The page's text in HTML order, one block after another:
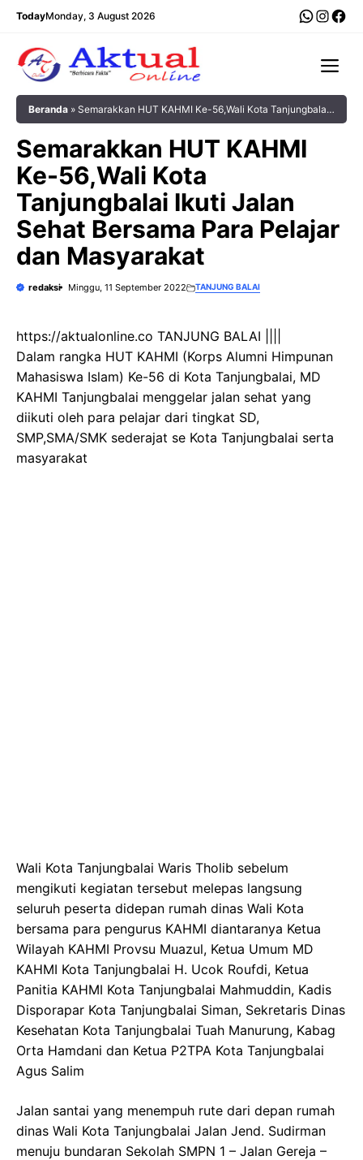
Langsung
TodayMonday, 3 August 2026
Beranda » Semarakkan HUT KAHMI Ke-56,Wali Kota Tanjungbalai
Semarakkan HUT KAHMI
Ke-56,Wali Kota
Tanjungbalai Ikuti Jalan
Sehat Bersama Para Pelajar
dan Masyarakat
redaksi Minggu, 11 September 2022 TANJUNG BALAI
https://aktualonline.co TANJUNG BALAI ||||
Dalam rangka HUT KAHMI (Korps Alumni Himpunan
Mahasiswa Islam) Ke-56 di Kota Tanjungbalai, MD
KAHMI Tanjungbalai menggelar jalan sehat yang
diikuti oleh para pelajar dari tingkat SD,
SMP,SMA/SMK sederajat se Kota Tanjungbalai serta
masyarakat
Wali Kota Tanjungbalai Waris Tholib sebelum
mengikuti kegiatan tersebut melepas langsung
seluruh peserta didepan rumah dinas Wali Kota
bersama para pengurus KAHMI diantaranya Ketua
Wilayah KAHMI Provsu Muazul, Ketua Umum MD
KAHMI Kota Tanjungbalai H. Ucok Roufdi, Ketua
Panitia KAHMI Kota Tanjungbalai Mahmuddin, Kadis
Disporapar Kota Tanjungbalai Siman, Sekretaris Dinas
Kesehatan Kota Tanjungbalai Tuah Manurung, Kabag
Orta Hamdani dan Ketua P2TPA Kota Tanjungbalai
Agus Salim
Jalan santai yang menempuh rute dari depan rumah
dinas Wali Kota Tanjungbalai Jalan Jend. Sudirman
menuju bundaran Sekolah SMPN 1 – Jalan Gereja –